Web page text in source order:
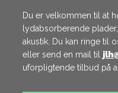
Du er velkommen til at
lydabsorberende
akustik. Du kan ringe til
eller send en mail til
uforpligtende tilbud på